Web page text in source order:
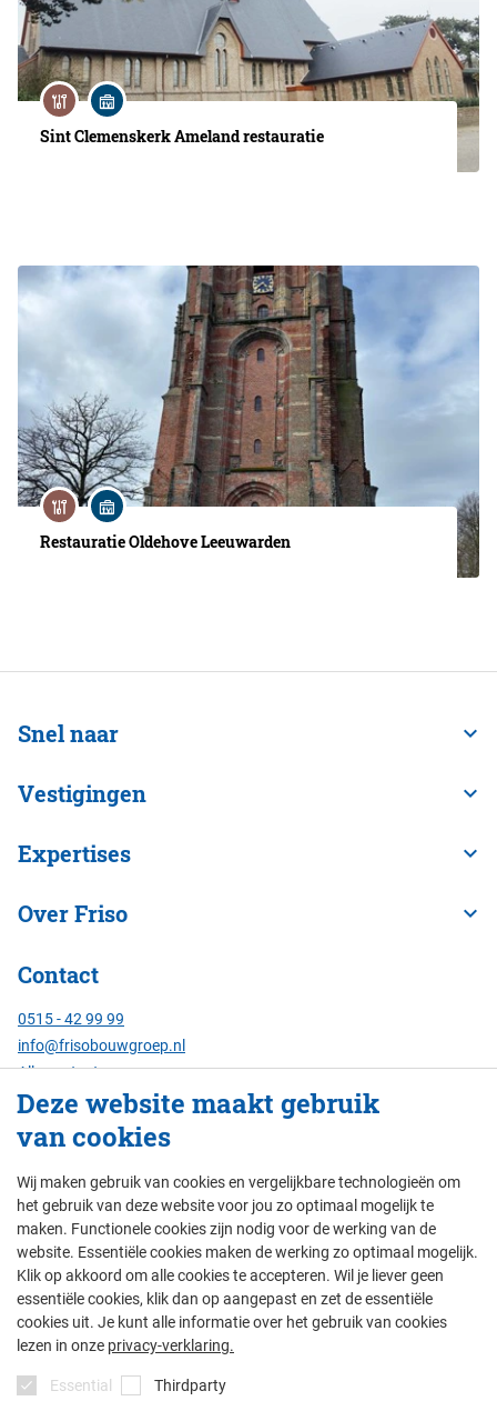
Sint Clemenskerk Ameland restauratie
Restauratie Oldehove Leeuwarden
Snel naar
Vestigingen
Expertises
Over Friso
Contact
0515 - 42 99 99
info@frisobouwgroep.nl
Alle contactgegevens
Servicenummer
24/7 bereikbaar:
088 - 429 00 00
© Friso Bouwgroep 2026
colofon privacy thema's
disclaimer
algemene voorwaarden
Deze website maakt gebruik
van cookies
Wij maken gebruik van cookies en vergelijkbare technologieën om
het gebruik van deze website voor jou zo optimaal mogelijk te
maken. Functionele cookies zijn nodig voor de werking van de
website. Essentiële cookies maken de werking zo optimaal mogelijk.
Klik op akkoord om alle cookies te accepteren. Wil je liever geen
essentiële cookies, klik dan op aangepast en zet de essentiële
cookies uit. Je kunt alle informatie over het gebruik van cookies
lezen in onze privacy-verklaring.
Essential Thirdparty